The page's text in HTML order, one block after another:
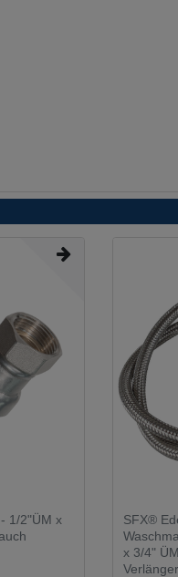
1/2"ÜM x
SFX®
x 3/4"